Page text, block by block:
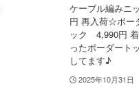
ケーブル編み
円 再入荷☆ボー
ック 4,990円
ったボーダート
してます♪
2025年10月31日